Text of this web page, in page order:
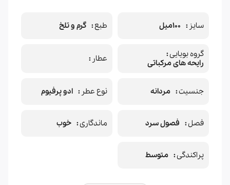
سایز 100میل طبع گرم و تلخ
گروه بویایی
رایحه های مرکباتی
عطار
جنسیت مردانه نوع عطر ادو پرفیوم
فصل فصول سرد ماندگاری خوب
پراکندگی متوسط